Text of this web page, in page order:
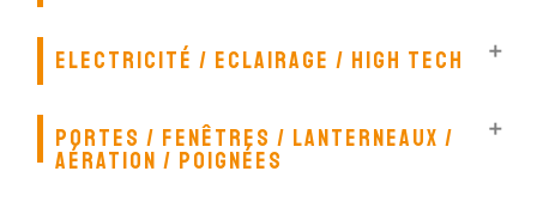
ELECTRICITÉ / ECLAIRAGE / HIGH TECH 
PORTES / FENÊTRES / LANTERNEAUX /
AÉRATION / POIGNÉES
